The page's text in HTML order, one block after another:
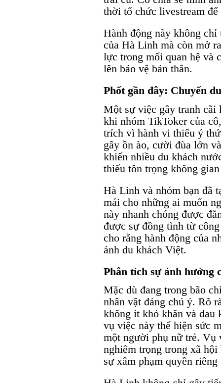
thời tổ chức livestream
Hành động này không chỉ
của Hà Linh mà còn mở
lực trong mối quan hệ và
lên bảo vệ bản thân.
Phốt gần đây: Chuyến
Một sự việc gây tranh cãi
khi nhóm TikToker của
trích vì hành vi thiếu ý
gây ồn ào, cười đùa lớn
khiến nhiều du khách
thiếu tôn trọng không
Hà Linh và nhóm bạn đã
mái cho những ai muốn
này nhanh chóng được
được sự đồng tình từ
cho rằng hành động của
ảnh du khách Việt.
Phân tích sự ảnh hưởng
Mặc dù đang trong bão
nhân vật đáng chú ý. Rõ
không ít khó khăn và đau
vụ việc này thể hiện sức
một người phụ nữ trẻ. Vụ
nghiêm trọng trong xã
sự xâm phạm quyền riêng